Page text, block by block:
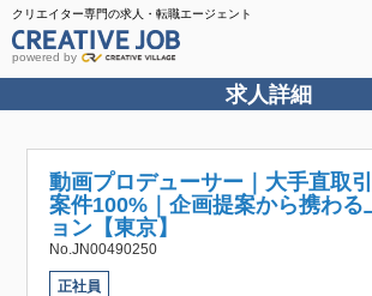
クリエイター専門の求人・転職エージェント
powered by
求人詳細
動画プロデューサー｜大手直取
案件100%｜企画提案から携わる
ョン【東京】
No.JN00490250
正社員